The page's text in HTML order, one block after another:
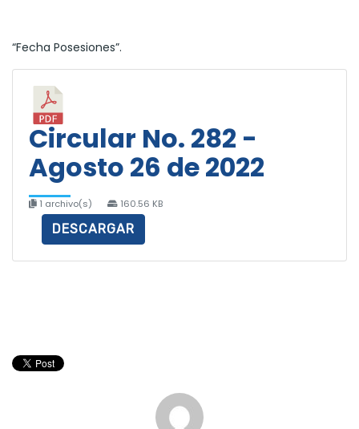
“Fecha Posesiones”.
Circular No. 282 -
Agosto 26 de 2022
1 archivo(s) 160.56 KB
DESCARGAR